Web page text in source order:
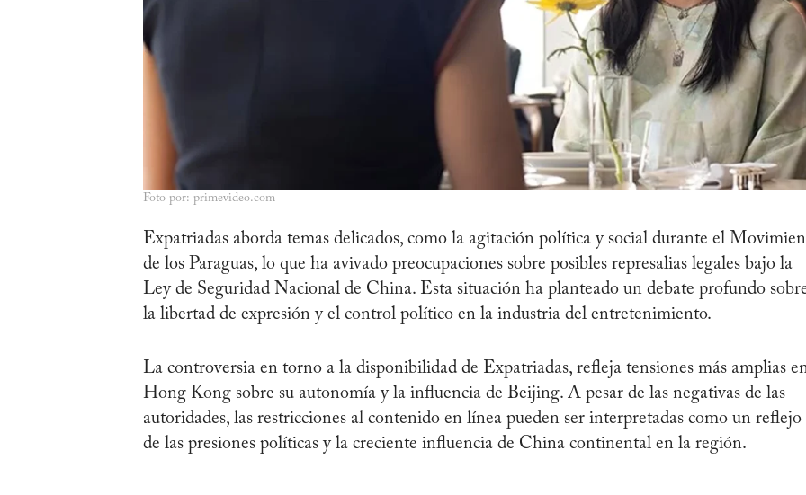
Foto por: primevideo.com
Expatriadas aborda temas delicados, como la agitación política y social durante el
de los Paraguas, lo que ha avivado preocupaciones sobre posibles represalias legales bajo la
Ley de Seguridad Nacional de China. Esta situación ha planteado un debate profundo
la libertad de expresión y el control político en la industria del entretenimiento.
La controversia en torno a la disponibilidad de Expatriadas, refleja tensiones más amplias
Hong Kong sobre su autonomía y la influencia de Beijing. A pesar de las negativas de las
autoridades, las restricciones al contenido en línea pueden ser interpretadas como un reflejo
de las presiones políticas y la creciente influencia de China continental en la región.